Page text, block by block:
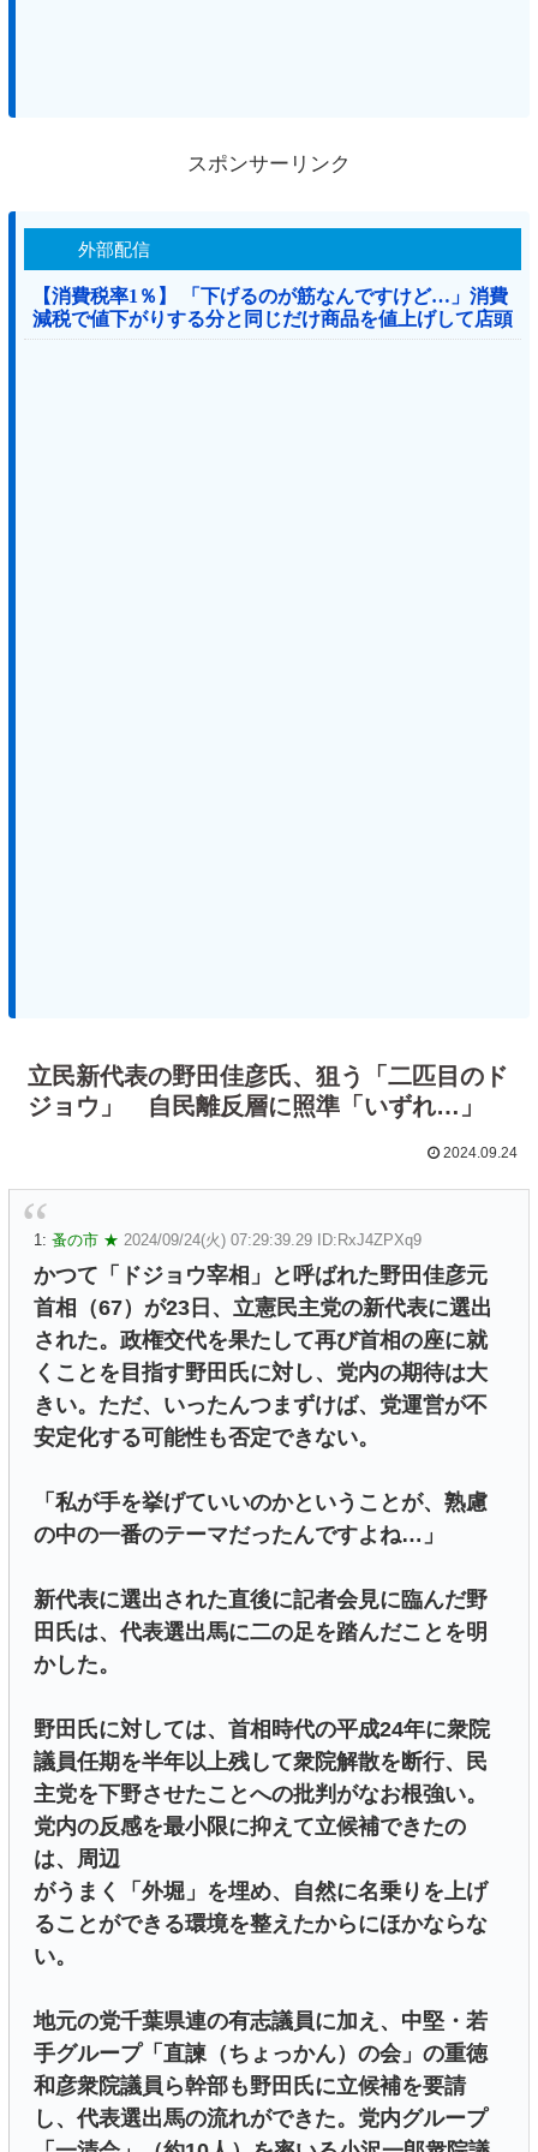
スポンサーリンク
外部配信
【消費税率1％】 「下げるのが筋なんですけど…」消費
減税で値下がりする分と同じだけ商品を値上げして店頭
価格を変えない店も
立民新代表の野田佳彦氏、狙う「二匹目のド
ジョウ」 自民離反層に照準「いずれ…」
2024.09.24
1: 蚤の市 ★ 2024/09/24(火) 07:29:39.29 ID:RxJ4ZPXq9
かつて「ドジョウ宰相」と呼ばれた野田佳彦元
首相（67）が23日、立憲民主党の新代表に選出
された。政権交代を果たして再び首相の座に就
くことを目指す野田氏に対し、党内の期待は大
きい。ただ、いったんつまずけば、党運営が不
安定化する可能性も否定できない。
「私が手を挙げていいのかということが、熟慮
の中の一番のテーマだったんですよね…」
新代表に選出された直後に記者会見に臨んだ野
田氏は、代表選出馬に二の足を踏んだことを明
かした。
野田氏に対しては、首相時代の平成24年に衆院
議員任期を半年以上残して衆院解散を断行、民
主党を下野させたことへの批判がなお根強い。
党内の反感を最小限に抑えて立候補できたの
は、周辺
がうまく「外堀」を埋め、自然に名乗りを上げ
ることができる環境を整えたからにほかならな
い。
地元の党千葉県連の有志議員に加え、中堅・若
手グループ「直諫（ちょっかん）の会」の重徳
和彦衆院議員ら幹部も野田氏に立候補を要請
し、代表選出馬の流れができた。党内グループ